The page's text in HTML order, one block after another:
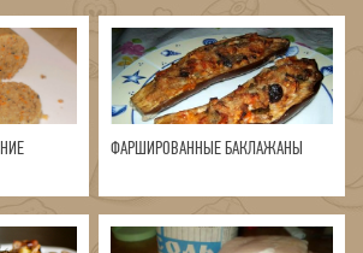
ФАРШИРОВАННЫЕ БАКЛАЖАНЫ